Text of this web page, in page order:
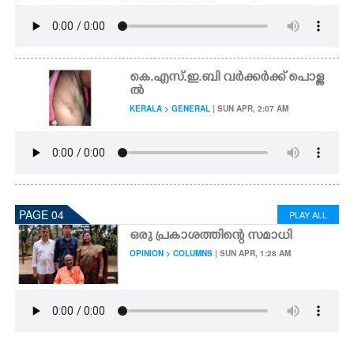
കെ.എസ്.ഇ.ബി വ‌ർക്കർക്ക് പൊള്ള
ൽ
KERALA > GENERAL | SUN APR, 2:07 AM
PAGE 04 PLAY ALL
ഒരു പ്രകാശത്തിന്റെ സമാധി
OPINION > COLUMNS | SUN APR, 1:28 AM